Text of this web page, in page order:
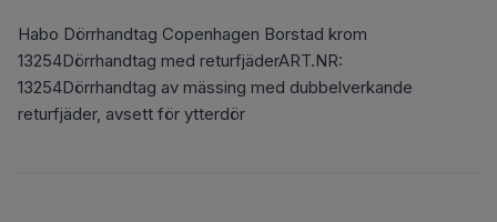
Habo Dörrhandtag Copenhagen Borstad krom
13254Dörrhandtag med returfjäderART.NR:
13254Dörrhandtag av mässing med dubbelverkande
returfjäder, avsett för ytterdör